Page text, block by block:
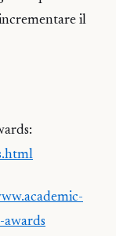
il
awards